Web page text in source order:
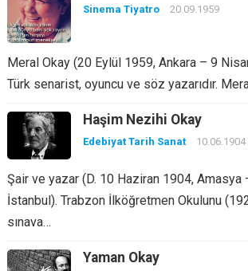
Sinema Tiyatro 20.09.1959
Meral Okay (20 Eylül 1959, Ankara – 9
Türk senarist, oyuncu ve söz yazarıdır.
Haşim Nezihi Okay
Edebiyat Tarih Sanat 10.06.1904
Şair ve yazar (D. 10 Haziran 1904, Amasya
İstanbul). Trabzon İlköğretmen Okulunu
sınava…
Yaman Okay